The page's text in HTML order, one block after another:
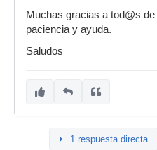
Muchas gracias a tod@s
paciencia y ayuda.
Saludos
1 respuesta directa